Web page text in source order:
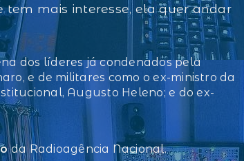
tem mais interesse, ela quer andar
dos líderes já condenados pela
e de militares como o ex-ministro da
Augusto Heleno; e do ex-
da Radioagência Nacional.